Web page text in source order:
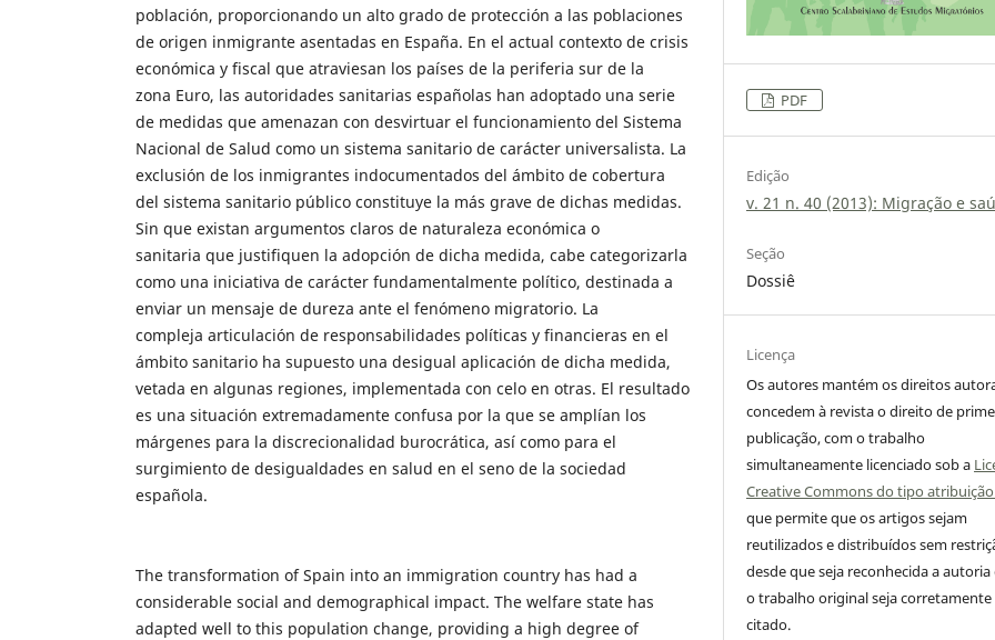
población, proporcionando un alto grado de protección a las poblaciones
de origen inmigrante asentadas en España. En el actual contexto de crisis
económica y fiscal que atraviesan los países de la periferia sur de la
zona Euro, las autoridades sanitarias españolas han adoptado una serie
de medidas que amenazan con desvirtuar el funcionamiento del Sistema
Nacional de Salud como un sistema sanitario de carácter universalista. La
exclusión de los inmigrantes indocumentados del ámbito de cobertura
del sistema sanitario público constituye la más grave de dichas medidas.
Sin que existan argumentos claros de naturaleza económica o
sanitaria que justifiquen la adopción de dicha medida, cabe categorizarla
como una iniciativa de carácter fundamentalmente político, destinada a
enviar un mensaje de dureza ante el fenómeno migratorio. La
compleja articulación de responsabilidades políticas y financieras en el
ámbito sanitario ha supuesto una desigual aplicación de dicha medida,
vetada en algunas regiones, implementada con celo en otras. El resultado
es una situación extremadamente confusa por la que se amplían los
márgenes para la discrecionalidad burocrática, así como para el
surgimiento de desigualdades en salud en el seno de la sociedad
española.
The transformation of Spain into an immigration country has had a
considerable social and demographical impact. The welfare state has
adapted well to this population change, providing a high degree of
PDF
Edição
v. 21 n. 40 (2013): Migração e
Seção
Dossiê
Licença
Os autores mantém os direitos
concedem à revista o direito de
publicação, com o trabalho
simultaneamente licenciado sob a
Creative Commons do tipo atribuição
que permite que os artigos sejam
reutilizados e distribuídos sem
desde que seja reconhecida a autoria
o trabalho original seja corretamente
citado.